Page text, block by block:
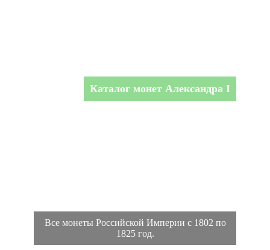
Каталог монет Александра I
Все монеты Российской Империи с 1802 по
1825 год.